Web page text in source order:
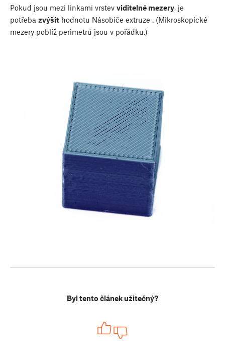
Pokud jsou mezi linkami vrstev viditelné mezery, je
potřeba zvýšit hodnotu Násobiče extruze . (Mikroskopické
mezery poblíž perimetrů jsou v pořádku.)
Byl tento článek užitečný?